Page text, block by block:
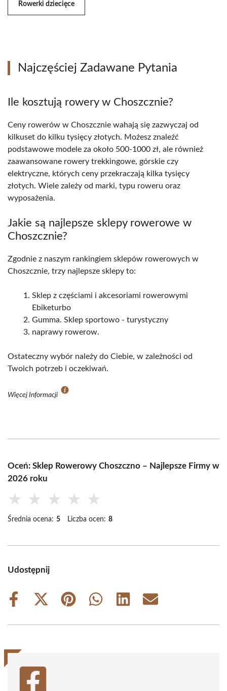
Rowerki dziecięce
Najczęściej Zadawane Pytania
Ile kosztują rowery w Choszcznie?
Ceny rowerów w Choszcznie wahają się zazwyczaj od
kilkuset do kilku tysięcy złotych. Możesz znaleźć
podstawowe modele za około 500-1000 zł, ale również
zaawansowane rowery trekkingowe, górskie czy
elektryczne, których ceny przekraczają kilka tysięcy
złotych. Wiele zależy od marki, typu roweru oraz
wyposażenia.
Jakie są najlepsze sklepy rowerowe w
Choszcznie?
Zgodnie z naszym rankingiem sklepów rowerowych w
Choszcznie, trzy najlepsze sklepy to:
Sklep z częściami i akcesoriami rowerowymi
Ebiketurbo
Gumma. Sklep sportowo - turystyczny
naprawy rowerow.
Ostateczny wybór należy do Ciebie, w zależności od
Twoich potrzeb i oczekiwań.
Więcej Informacji
Oceń: Sklep Rowerowy Choszczno – Najlepsze Firmy w
2026 roku
★ ★ ★ ★ ★
Średnia ocena: 5 Liczba ocen: 8
Udostępnij
Share
Share
(Twitter)
Share
Share
Share
Share